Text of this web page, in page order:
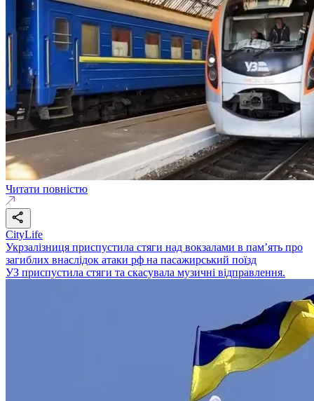
Читати повністю
CityLife
Укрзалізниця приспустила стяги над вокзалами в пам’ять про
загиблих внаслідок атаки рф на пасажирський поїзд
УЗ приспустила стяги та скасувала музичні відправлення.